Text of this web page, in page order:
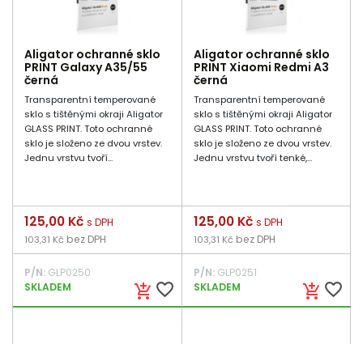
Aligator ochranné sklo
PRINT Galaxy A35/55
černá
Transparentní temperované
sklo s tištěnými okraji Aligator
GLASS PRINT. Toto ochranné
sklo je složeno ze dvou vrstev.
Jednu vrstvu tvoří...
add_shopping_cart favorite_border
Cena
125,00 Kč s DPH
103,31 Kč bez DPH
P/N: GLP0250
SKLADEM
Aligator ochranné sklo
PRINT Xiaomi Redmi A3
černá
Transparentní temperované
sklo s tištěnými okraji Aligator
GLASS PRINT. Toto ochranné
sklo je složeno ze dvou vrstev.
Jednu vrstvu tvoří tenké,...
add_shopping_cart favorite_border
Cena
125,00 Kč s DPH
103,31 Kč bez DPH
P/N:GLP0251
SKLADEM